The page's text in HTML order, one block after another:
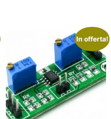
In offerta!